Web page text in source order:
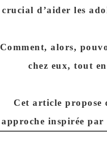
crucial d’aider les
Comment, alors,
chez eux, tout
Cet article propose
approche inspirée par